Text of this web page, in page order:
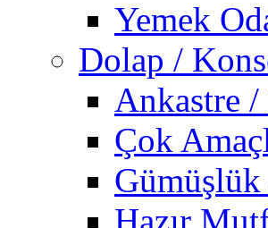
Yemek
Dolap /
Ankastre /
Çok
Hazır